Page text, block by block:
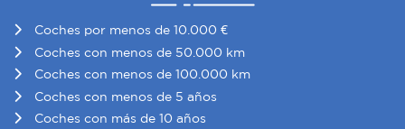
Coches por menos de 10.000 €
Coches con menos de 50.000 km
Coches con menos de 100.000 km
Coches con menos de 5 años
Coches con más de 10 años